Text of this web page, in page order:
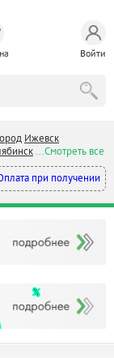
Войти
Ижевск
...Смотреть все
при получении